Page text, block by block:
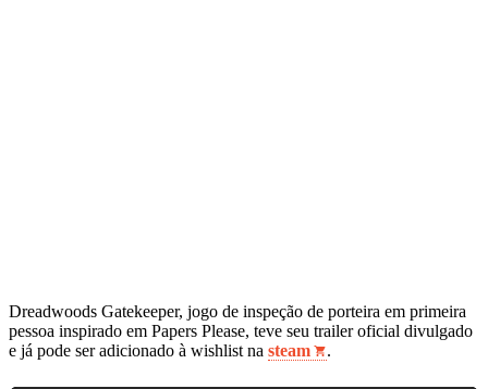
Dreadwoods Gatekeeper, jogo de inspeção de porteira em primeira
pessoa inspirado em Papers Please, teve seu trailer oficial divulgado
e já pode ser adicionado à wishlist na steam .